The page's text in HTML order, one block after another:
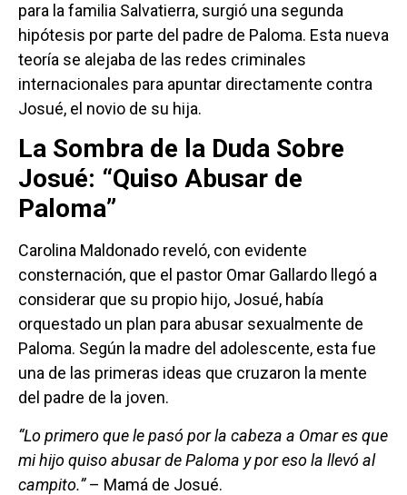
para la familia Salvatierra, surgió una segunda
hipótesis por parte del padre de Paloma. Esta nueva
teoría se alejaba de las redes criminales
internacionales para apuntar directamente contra
Josué, el novio de su hija.
La Sombra de la Duda Sobre
Josué: “Quiso Abusar de
Paloma”
Carolina Maldonado reveló, con evidente
consternación, que el pastor Omar Gallardo llegó a
considerar que su propio hijo, Josué, había
orquestado un plan para abusar sexualmente de
Paloma. Según la madre del adolescente, esta fue
una de las primeras ideas que cruzaron la mente
del padre de la joven.
“Lo primero que le pasó por la cabeza a Omar es que
mi hijo quiso abusar de Paloma y por eso la llevó al
campito.”– Mamá de Josué.